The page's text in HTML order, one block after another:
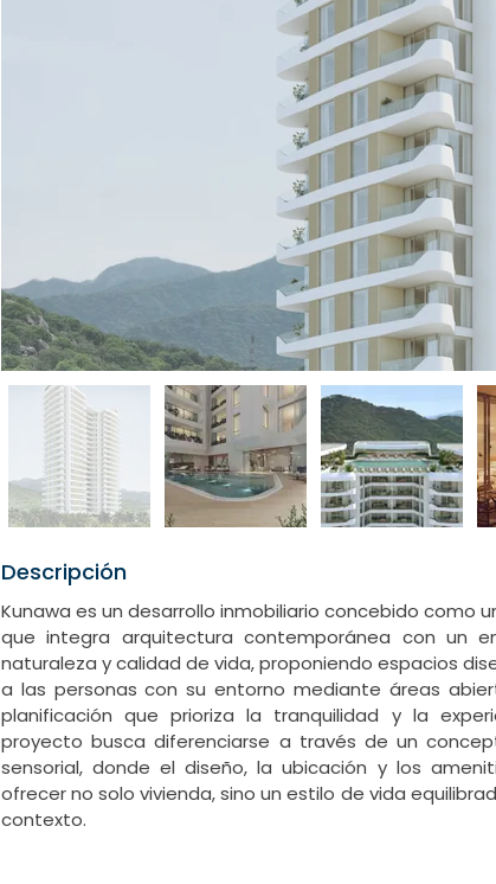
Descripción
Kunawa es un desarrollo inmobiliario concebido como
que integra arquitectura contemporánea con un
naturaleza y calidad de vida, proponiendo espacios
a las personas con su entorno mediante áreas
planificación que prioriza la tranquilidad y la
proyecto busca diferenciarse a través de un
sensorial, donde el diseño, la ubicación y los
ofrecer no solo vivienda, sino un estilo de vida
contexto.